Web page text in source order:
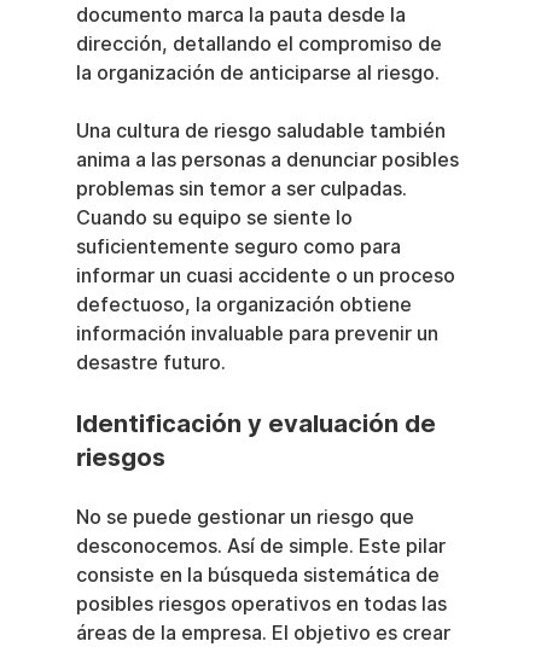
documento marca la pauta desde la
dirección, detallando el compromiso de
la organización de anticiparse al riesgo.
Una cultura de riesgo saludable también
anima a las personas a denunciar posibles
problemas sin temor a ser culpadas.
Cuando su equipo se siente lo
suficientemente seguro como para
informar un cuasi accidente o un proceso
defectuoso, la organización obtiene
información invaluable para prevenir un
desastre futuro.
Identificación y evaluación de
riesgos
No se puede gestionar un riesgo que
desconocemos. Así de simple. Este pilar
consiste en la búsqueda sistemática de
posibles riesgos operativos en todas las
áreas de la empresa. El objetivo es crear